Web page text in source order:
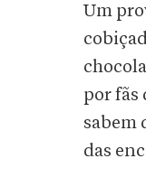
Um
por fãs
sabem
das